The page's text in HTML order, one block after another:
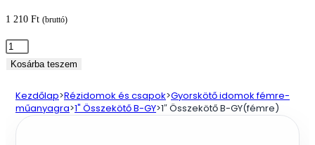
1 210 Ft (bruttó)
1"
Összekötő
GY(fémre)
mennyiség
Kosárba teszem
Kezdőlap>Rézidomok és csapok>Gyorskötő idomok fémre-
műanyagra>1" Összekötő B-GY>1″ Összekötő B-GY(fémre)